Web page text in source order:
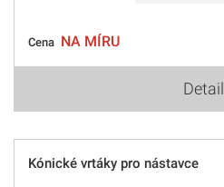
Cena NA MÍRU
Detail
Kónické vrtáky pro nástavce